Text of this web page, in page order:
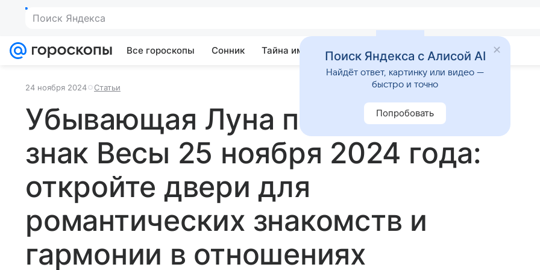
Поиск Яндекса
Все гороскопы Сонник Тайна имени Гадания Приметы
24 ноября 2024 Статьи
Убывающая Луна переходит в
знак Весы 25 ноября 2024 года:
откройте двери для
романтических знакомств и
гармонии в отношениях
Поиск Яндекса с Алисой AI
Найдёт ответ, картинку или видео —
быстро и точно
Попробовать